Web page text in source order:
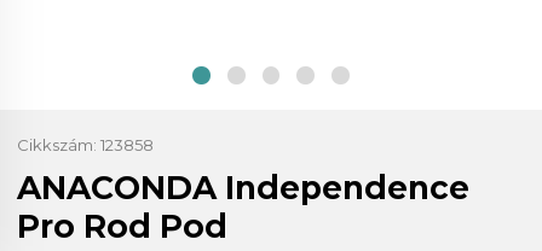
Cikkszám: 123858
ANACONDA Independence
Pro Rod Pod